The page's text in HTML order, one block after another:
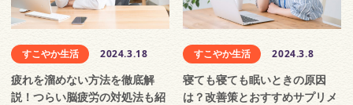
すこやか生活 2024.3.18
疲れを溜めない方法を徹底解
説！つらい脳疲労の対処法も紹
すこやか生活 2024.3.8
寝ても寝ても眠いときの原因
は？改善策とおすすめサプリメ